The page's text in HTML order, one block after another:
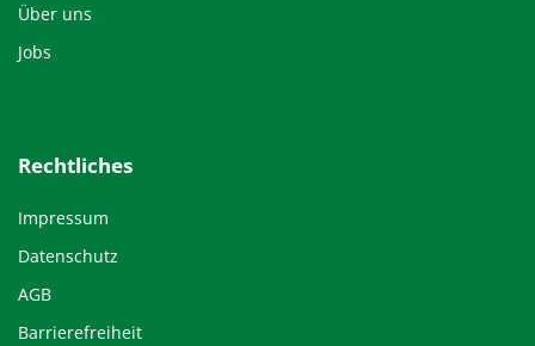
Über uns
Jobs
Rechtliches
Impressum
Datenschutz
AGB
Barrierefreiheit